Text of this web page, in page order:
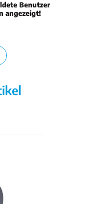
Benutzer
angezeigt!